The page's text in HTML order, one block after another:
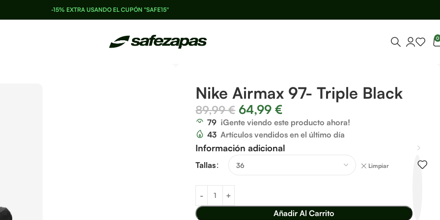
-15% EXTRA USANDO EL CUPÓN "SAFE15"
0
Nike Airmax 97- Triple Black
89,99€ 64,99€
79 ¡Gente viendo este producto ahora!
43 Artículos vendidos en el último día
Información adicional
Tallas Limpiar
Añadir Al Carrito